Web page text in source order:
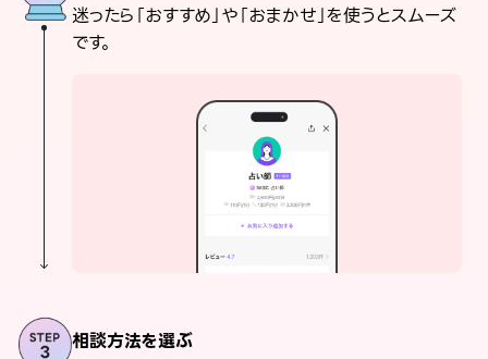
迷ったら「おすすめ」や「おまかせ」を使うとスムーズ
です。
相談方法を選ぶ